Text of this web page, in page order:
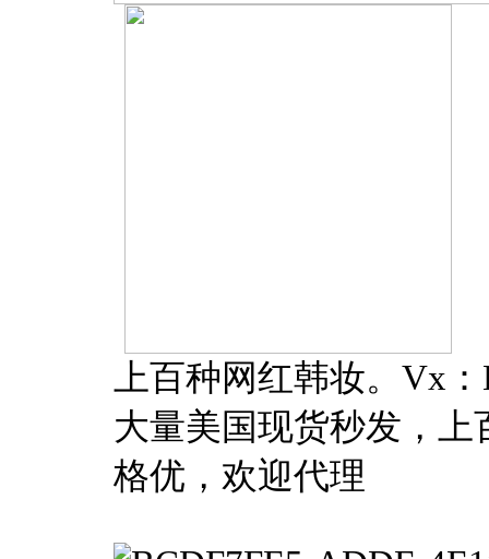
上百种网红韩妆。Vx
大量美国现货秒发，
格优，欢迎代理